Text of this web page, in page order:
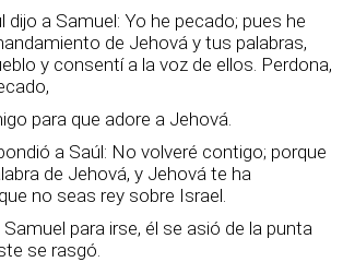
dijo a Samuel: Yo he pecado; pues he
de Jehová y tus palabras,
y consentí a la voz de ellos. Perdona,
para que adore a Jehová.
a Saúl: No volveré contigo; porque
de Jehová, y Jehová te ha
no seas rey sobre Israel.
para irse, él se asió de la punta
se rasgó.